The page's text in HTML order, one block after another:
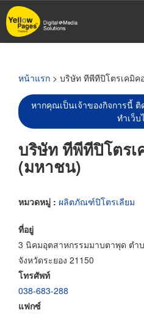
ข้าม
ไป
หน้าแรก > บริษัท ทีพีทีปิโตรเคมิ
หากคุณเป็นเจ้าของกิจการนี้
ทำเว็บ
บริษัท ทีพีทีปิโตร
(มหาชน)
หมวดหมู่ : ผลิตภัณฑ์ปิโตรเลียม
ที่อยู่
3 นิคมอุตสาหกรรมมาบตาพุด ตำ
จังหวัดระยอง 21150
โทรศัพท์
038-683-288
แฟกซ์